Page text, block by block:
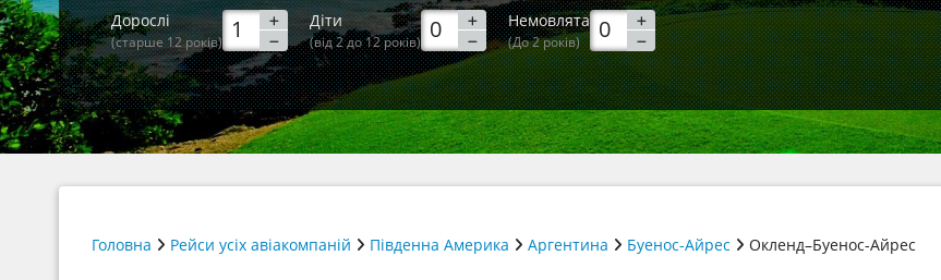
Дорослі
(старше 12 років)
Діти
(від 2 до 12 років)
Немовлята
(До 2 років)
Головна Рейси усіх авіакомпаній Південна Америка Аргентина Буенос-Айрес Окленд–Буенос-Айрес